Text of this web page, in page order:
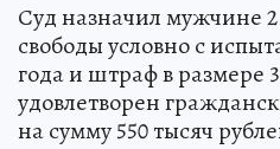
Суд назначил мужчине
свободы условно с
года и штраф в размере
удовлетворен
на сумму 550 тысяч